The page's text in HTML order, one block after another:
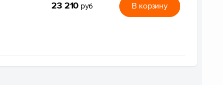
23 210 руб В корзину